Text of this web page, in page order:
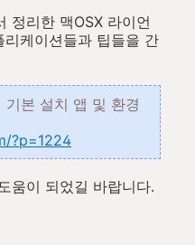
정리한 맥OSX 라이언
케이션들과 팁들을 간
본 설치 앱 및 환경
?p=1224
움이 되었길 바랍니다.